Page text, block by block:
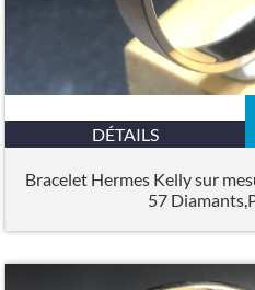
DÉTAILS
Bracelet Hermes Kelly sur
57